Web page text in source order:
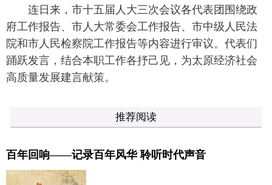
连日来，市十五届人大三次会议各代表团围绕政
府工作报告、市人大常委会工作报告、市中级人民法
院和市人民检察院工作报告等内容进行审议。代表们
踊跃发言，结合本职工作各抒己见，为太原经济社会
高质量发展建言献策。
推荐阅读
百年回响——记录百年风华 聆听时代声音